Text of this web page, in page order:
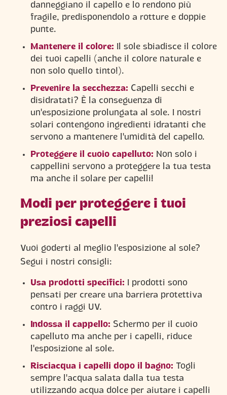
danneggiano il capello e lo rendono più
fragile, predisponendolo a rotture e doppie
punte.
Mantenere il colore: Il sole sbiadisce il colore
dei tuoi capelli (anche il colore naturale e
non solo quello tinto!).
Prevenire la secchezza: Capelli secchi e
disidratati? È la conseguenza di
un'esposizione prolungata al sole. I nostri
solari contengono ingredienti idratanti che
servono a mantenere l'umidità del capello.
Proteggere il cuoio capelluto: Non solo i
cappellini servono a proteggere la tua testa
ma anche il solare per capelli!
Modi per proteggere i tuoi
preziosi capelli
Vuoi goderti al meglio l'esposizione al sole?
Segui i nostri consigli:
Usa prodotti specifici: I prodotti sono
pensati per creare una barriera protettiva
contro i raggi UV.
Indossa il cappello: Schermo per il cuoio
capelluto ma anche per i capelli, riduce
l'esposizione al sole.
Risciacqua i capelli dopo il bagno: Togli
sempre l'acqua salata dalla tua testa
utilizzando acqua dolce per aiutare i capelli